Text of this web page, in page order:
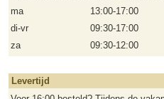
ma
13:00-17:00
di-vr
09:30-17:00
za
09:30-12:00
Levertijd